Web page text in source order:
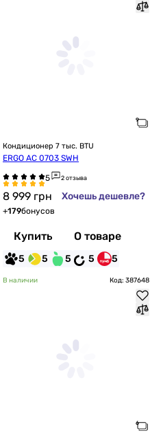
Кондиционер 7 тыс. BTU
ERGO AC 0703 SWН
2 отзыва
8 999 грн Хочешь дешевле?
+179бонусов
Купить О товаре
5 5 5 5 5
В наличии Код: 387648